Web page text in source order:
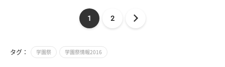
1 2
タグ： 学園祭 学園祭情報2016